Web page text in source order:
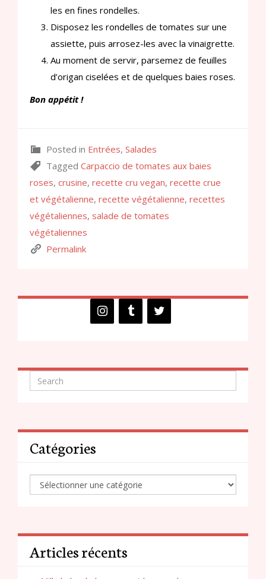
les en fines rondelles.
Disposez les rondelles de tomates sur une
assiette, puis arrosez-les avec la vinaigrette.
Au moment de servir, parsemez de feuilles
d’origan ciselées et de quelques baies roses.
Bon appétit !
Posted in Entrées, Salades
Tagged Carpaccio de tomates aux baies
roses, crusine, recette cru vegan, recette crue
et végétalienne, recette végétalienne, recettes
végétaliennes, salade de tomates
végétaliennes
Permalink
Catégories
Articles récents